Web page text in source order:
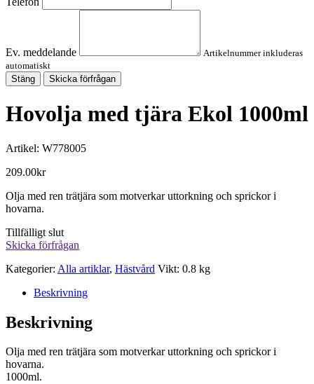
Ev. meddelande
Artikelnummer inkluderas
automatiskt
Stäng
Skicka förfrågan
Hovolja med tjära Ekol 1000ml
Artikel: W778005
209.00kr
Olja med ren trätjära som motverkar uttorkning och sprickor i
hovarna.
Tillfälligt slut
Skicka förfrågan
Kategorier: Alla artiklar, Hästvård Vikt: 0.8 kg
Beskrivning
Beskrivning
Olja med ren trätjära som motverkar uttorkning och sprickor i
hovarna.
1000ml.